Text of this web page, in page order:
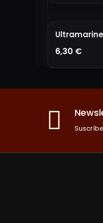
Ultramarine
6,30 €